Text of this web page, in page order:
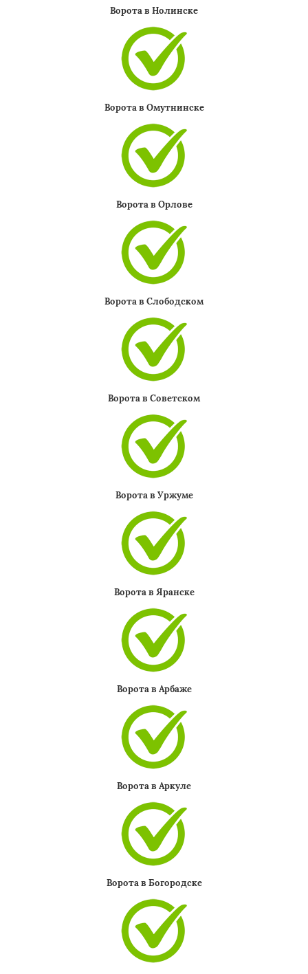
Ворота в Нолинске
Ворота в Омутнинске
Ворота в Орлове
Ворота в Слободском
Ворота в Советском
Ворота в Уржуме
Ворота в Яранске
Ворота в Арбаже
Ворота в Аркуле
Ворота в Богородске
Даю согласие на обработку персональных данных